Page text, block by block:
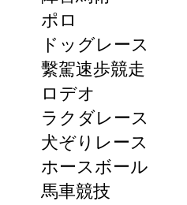
ポロ
ドッグレース
繫駕速歩競走
ロデオ
ラクダレース
犬ぞりレース
ホースボール
馬車競技